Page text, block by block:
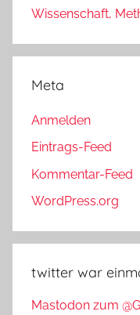
Wissenschaft,
Meta
Anmelden
Eintrags-Feed
Kommentar-Feed
WordPress.org
twitter war
Mastodon zum